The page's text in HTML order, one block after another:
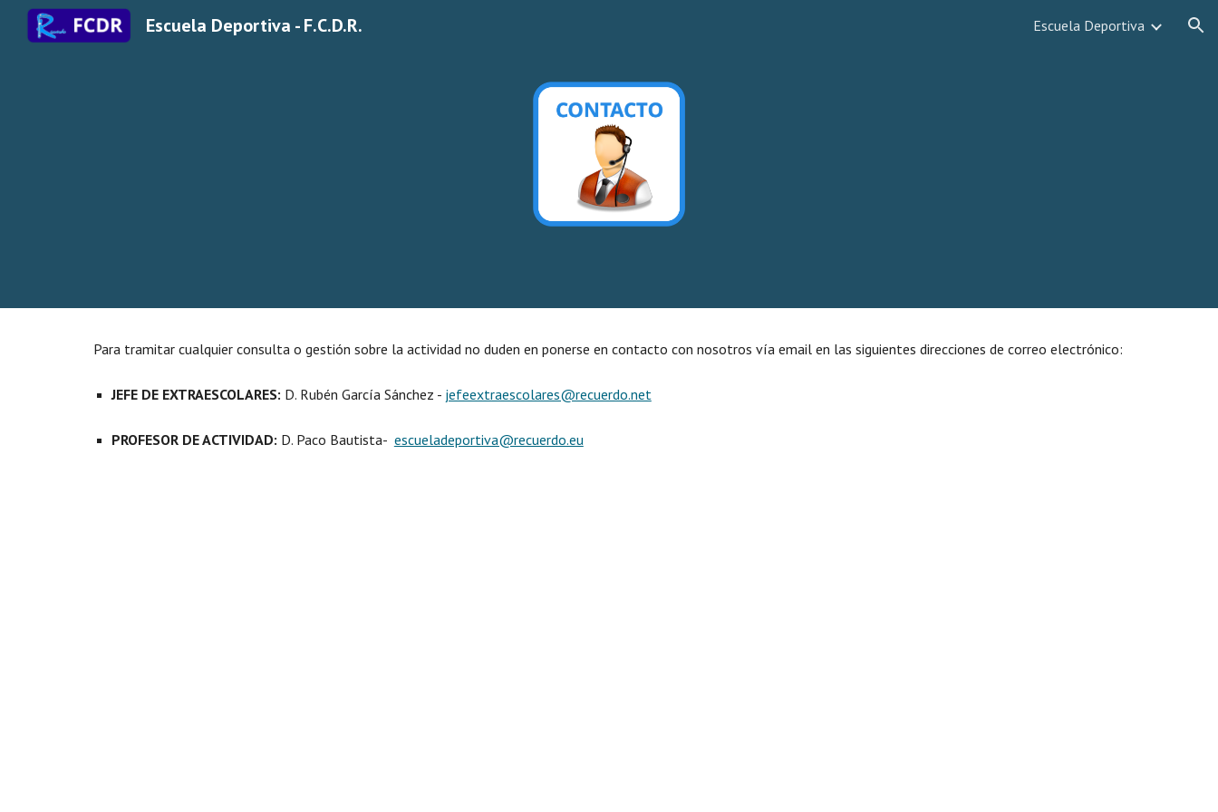
Escuela Deportiva - F.C.D.R. Escuela Deportiva
Para tramitar cualquier consulta o gestión sobre la actividad no duden en ponerse en contacto con nosotros vía email en las siguientes direcciones de correo electrónico:
JEFE DE EXTRAESCOLARES: D. Rubén García Sánchez - jefeextraescolares@recuerdo.net
PROFESOR DE ACTIVIDAD: D. Paco Bautista- escueladeportiva@recuerdo.eu